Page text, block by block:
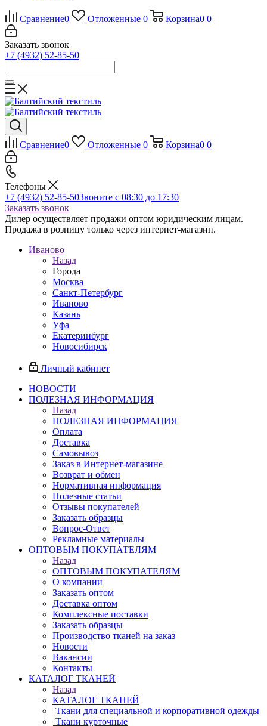
Сравнение0 Отложенные 0 Корзина0 0
Заказать звонок
+7 (4932) 52-85-50
Сравнение0 Отложенные 0 Корзина0 0
Телефоны
+7 (4932) 52-85-50Звоните с 08:30 до 17:30
Заказать звонок
Дилер осуществляет продажи оптом юридическим лицам.
Продажа в розницу только через интернет-магазин.
Иваново
Назад
Города
Москва
Санкт-Петербург
Иваново
Казань
Уфа
Екатеринбург
Новосибирск
Личный кабинет
НОВОСТИ
ПОЛЕЗНАЯ ИНФОРМАЦИЯ
Назад
ПОЛЕЗНАЯ ИНФОРМАЦИЯ
Оплата
Доставка
Самовывоз
Заказ в Интернет-магазине
Возврат и обмен
Нормативная информация
Полезные статьи
Отзывы покупателей
Заказать образцы
Вопрос-Ответ
Рекламные материалы
ОПТОВЫМ ПОКУПАТЕЛЯМ
Назад
ОПТОВЫМ ПОКУПАТЕЛЯМ
О компании
Заказать оптом
Доставка оптом
Комплексные поставки
Заказать образцы
Производство тканей на заказ
Новости
Вакансии
Контакты
КАТАЛОГ ТКАНЕЙ
Назад
КАТАЛОГ ТКАНЕЙ
Ткани для специальной и корпоративной одежды
Ткани курточные